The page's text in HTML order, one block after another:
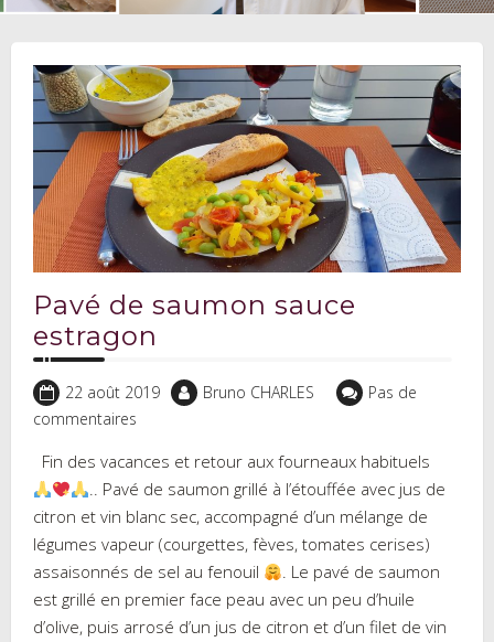
Pavé de saumon sauce
estragon
22 août 2019 Bruno CHARLES
Pas de
commentaires
Fin des vacances et retour aux fourneaux habituels
.. Pavé de saumon grillé à l’étouffée avec jus de
citron et vin blanc sec, accompagné d’un mélange de
légumes vapeur (courgettes, fèves, tomates cerises)
assaisonnés de sel au fenouil
. Le pavé de saumon
est grillé en premier face peau avec un peu d’huile
d’olive, puis arrosé d’un jus de citron et d’un filet de vin